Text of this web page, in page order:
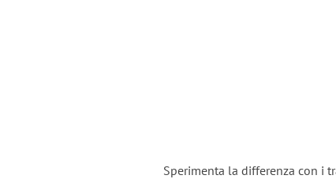
Sperimenta la differenza con i